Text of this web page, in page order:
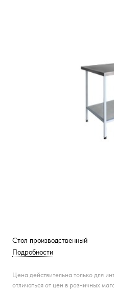
Стол производственный
Подробности
Цена действительна только для
отличаться от цен в розничных